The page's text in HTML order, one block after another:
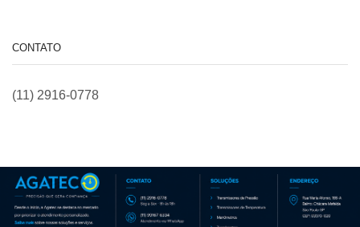
CONTATO
(11) 2916-0778